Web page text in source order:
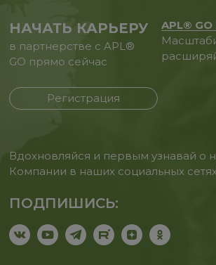
НАЧАТЬ КАРЬЕРУ
в партнерстве с APL®
GO прямо сейчас
Регистрация
APL®
Вдохновляйся и первым узнавай о
Компании в наших социальных
ПОДПИШИСЬ: